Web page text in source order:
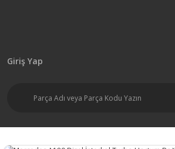
Giriş Yap